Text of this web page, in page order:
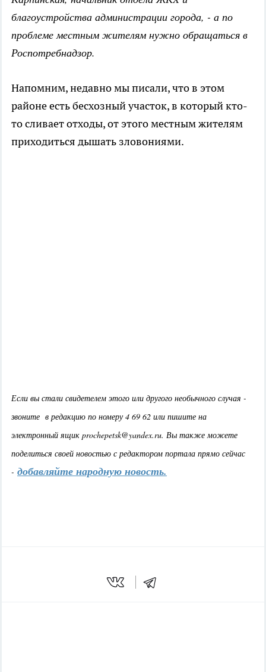
благоустройства администрации города, - а по
проблеме местным жителям нужно обращаться в
Роспотребнадзор.
Напомним, недавно мы писали, что в этом
районе есть бесхозный участок, в который кто-
то сливает отходы, от этого местным жителям
приходиться дышать зловониями.
Если вы стали свидетелем этого или другого необычного случая -
звоните в редакцию по номеру 4 69 62 или пишите на
электронный ящик prochepetsk@yandex.ru. Вы также можете
поделиться своей новостью с редактором портала прямо сейчас
- добавляйте народную новость.